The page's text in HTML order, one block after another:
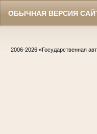
ОБЫЧНАЯ ВЕРСИЯ
2006-2026 «Государственная